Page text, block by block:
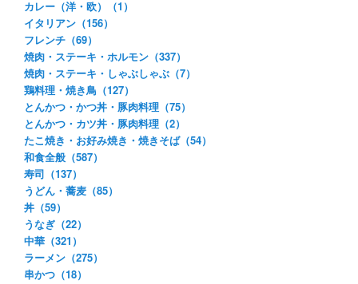
カレー（洋・欧）（1）
イタリアン（156）
フレンチ（69）
焼肉・ステーキ・ホルモン（337）
焼肉・ステーキ・しゃぶしゃぶ（7）
鶏料理・焼き鳥（127）
とんかつ・かつ丼・豚肉料理（75）
とんかつ・カツ丼・豚肉料理（2）
たこ焼き・お好み焼き・焼きそば（54）
和食全般（587）
寿司（137）
うどん・蕎麦（85）
丼（59）
うなぎ（22）
中華（321）
ラーメン（275）
串かつ（18）